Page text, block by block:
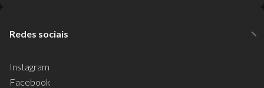
Redes sociais
Instagram
Facebook